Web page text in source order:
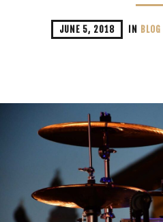
JUNE 5, 2018 IN BLOG